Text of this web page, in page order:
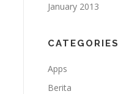
January 2013
CATEGORIES
Apps
Berita